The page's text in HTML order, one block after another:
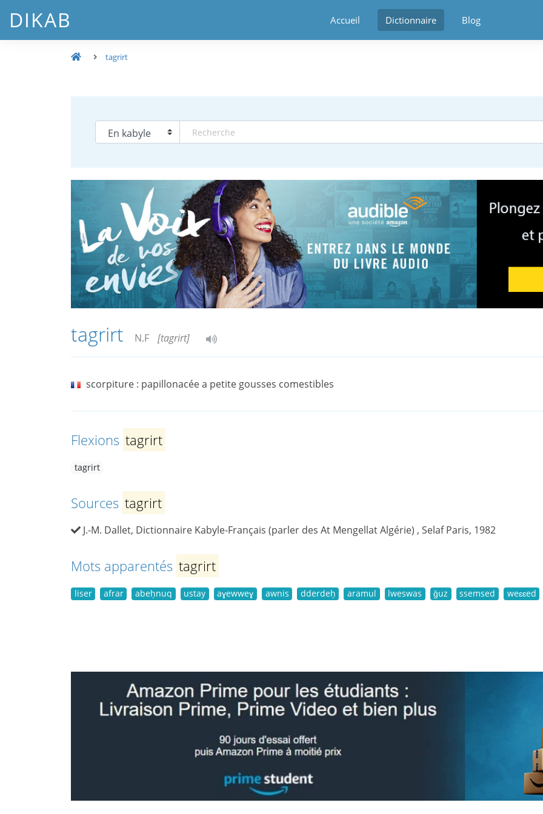
DIKAB Accueil Dictionnaire Blog
tagrirt
tagrirt N.F [tagrirt]
scorpiture : papillonacée a petite gousses comestibles
Flexions tagrirt
tagrirt
Sources tagrirt
J.-M. Dallet, Dictionnaire Kabyle-Français (parler des At Mengellat Algérie) , Selaf Paris, 1982
Mots apparentés tagrirt
liser afrar abeḥnuq ustay aɣewweɣ awnis dderdeḥ aramul lweswas ǧuz ssemsed weɛɛed